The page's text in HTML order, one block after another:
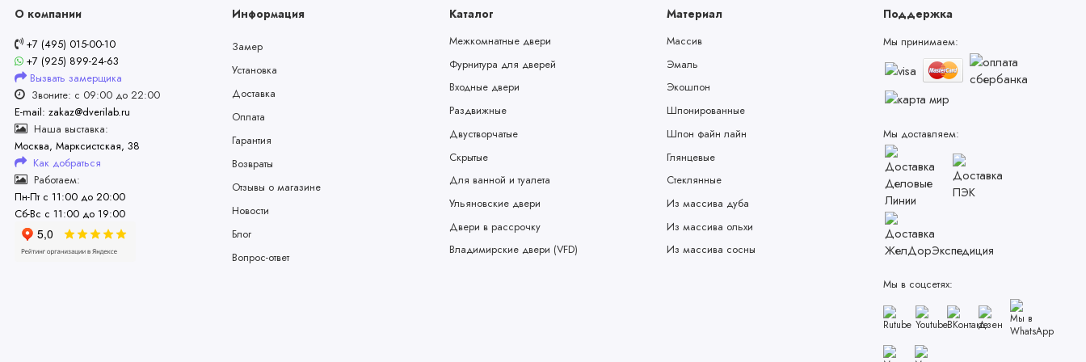
О компании
+7 (495) 015-00-10
+7 (925) 899-24-63
Вызвать замерщика
Звоните: с 09:00 до 22:00
E-mail: zakaz@dverilab.ru
Наша выставка:
Москва, Марксистская, 38
Как добраться
Работаем:
Пн-Пт с 11:00 до 20:00
Сб-Вс с 11:00 до 19:00
Информация
Замер
Установка
Доставка
Оплата
Гарантия
Возвраты
Отзывы о магазине
Новости
Блог
Вопрос-ответ
Каталог
Межкомнатные двери
Фурнитура для дверей
Входные двери
Раздвижные
Двустворчатые
Скрытые
Для ванной и туалета
Ульяновские двери
Двери в рассрочку
Владимирские двери (VFD)
Материал
Массив
Эмаль
Экошпон
Шпонированные
Шпон файн лайн
Глянцевые
Стеклянные
Из массива дуба
Из массива ольхи
Из массива сосны
Поддержка
Мы принимаем:
Мы доставляем:
Мы в соцсетях: